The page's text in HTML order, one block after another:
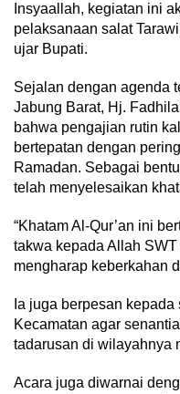
Insyaallah, kegiatan ini
pelaksanaan salat
ujar Bupati.
Sejalan dengan agenda
Jabung Barat, Hj.
bahwa pengajian rutin
bertepatan dengan
Ramadan. Sebagai
telah menyelesaikan
“Khatam Al-Qur’an ini
takwa kepada Allah
mengharap keberkahan
Ia juga berpesan
Kecamatan agar
tadarusan di wilayahnya
Acara juga diwarnai